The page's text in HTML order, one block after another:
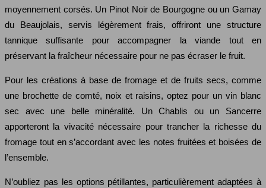
moyennement corsés. Un Pinot Noir de Bourgogne ou un Gamay
du Beaujolais, servis légèrement frais, offriront une structure
tannique suffisante pour accompagner la viande tout en
préservant la fraîcheur nécessaire pour ne pas écraser le fruit.
Pour les créations à base de fromage et de fruits secs, comme
une brochette de comté, noix et raisins, optez pour un vin blanc
sec avec une belle minéralité. Un Chablis ou un Sancerre
apporteront la vivacité nécessaire pour trancher la richesse du
fromage tout en s’accordant avec les notes fruitées et boisées de
l’ensemble.
N’oubliez pas les options pétillantes, particulièrement adaptées à